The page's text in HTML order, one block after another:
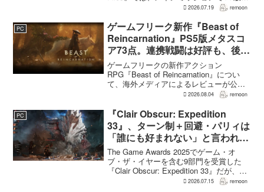
新OVA、劇場版第1作・第2作の範囲をカ
ーを務めるグッドスマイルカンパニー
の...
2026.07.19 remoon
PC
ゲームフリーク新作『Beast of
Reincarnation』PS5版メタスコ
ア73点。連携戦闘は好評も、後半
の“ボス再戦続き”には不満
ゲームフリークの新作アクション
RPG『Beast of Reincarnation』につい
て、海外メディアによるレビューが公開
された。PS5版のメタスコアは73。採点
否両論で、不評に分類されたレビュ...
2026.08.04 remoon
PC
『Clair Obscur: Expedition
33』、ターン制＋回避・パリィは
「誰にも好まれない」と言われて
いた 開発陣は実際に遊んだ面白
さを優先
The Game Awards 2025でゲーム・オ
ブ・ザ・イヤーを含む9部門を受賞した
『Clair Obscur: Expedition 33』だが、タ
ーン制バトルに回避やパリィを組み合わ
2026.07.15 remoon